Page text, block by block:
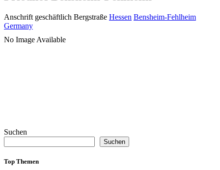
Anschrift geschäftlich Bergstraße Hessen Bensheim-Fehlheim
Germany
No Image Available
Suchen
Suchen
Top Themen